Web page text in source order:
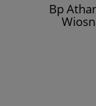
Bp